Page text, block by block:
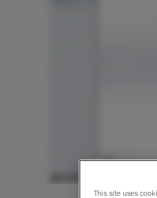
This site uses